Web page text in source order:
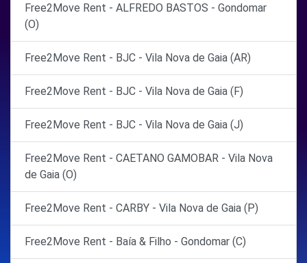
Free2Move Rent - ALFREDO BASTOS - Gondomar
(O)
Free2Move Rent - BJC - Vila Nova de Gaia (AR)
Free2Move Rent - BJC - Vila Nova de Gaia (F)
Free2Move Rent - BJC - Vila Nova de Gaia (J)
Free2Move Rent - CAETANO GAMOBAR - Vila Nova
de Gaia (O)
Free2Move Rent - CARBY - Vila Nova de Gaia (P)
Free2Move Rent - Baía & Filho - Gondomar (C)